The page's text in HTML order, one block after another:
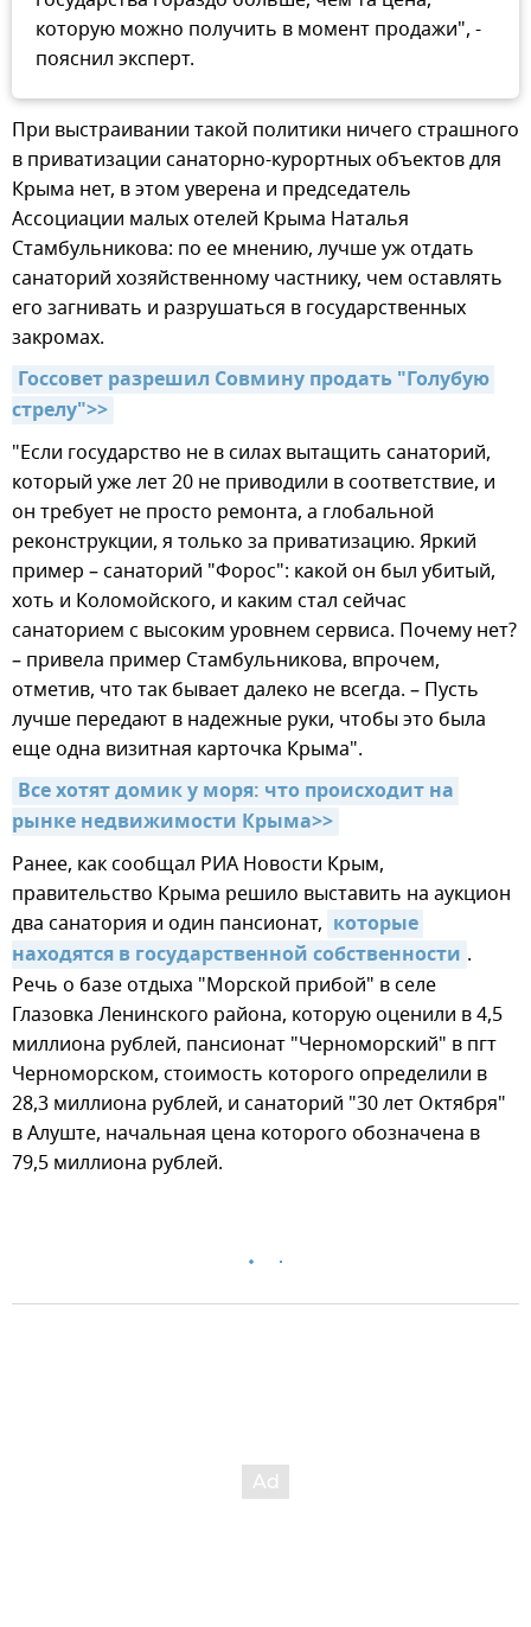
которую можно получить в момент продажи", -
пояснил эксперт.
При выстраивании такой политики ничего страшного
в приватизации санаторно-курортных объектов для
Крыма нет, в этом уверена и председатель
Ассоциации малых отелей Крыма Наталья
Стамбульникова: по ее мнению, лучше уж отдать
санаторий хозяйственному частнику, чем оставлять
его загнивать и разрушаться в государственных
закромах.
Госсовет разрешил Совмину продать "Голубую
стрелу">>
"Если государство не в силах вытащить санаторий,
который уже лет 20 не приводили в соответствие, и
он требует не просто ремонта, а глобальной
реконструкции, я только за приватизацию. Яркий
пример – санаторий "Форос": какой он был убитый,
хоть и Коломойского, и каким стал сейчас
санаторием с высоким уровнем сервиса. Почему нет?
– привела пример Стамбульникова, впрочем,
отметив, что так бывает далеко не всегда. – Пусть
лучше передают в надежные руки, чтобы это была
еще одна визитная карточка Крыма".
Все хотят домик у моря: что происходит на
рынке недвижимости Крыма>>
Ранее, как сообщал РИА Новости Крым,
правительство Крыма решило выставить на аукцион
два санатория и один пансионат, которые
находятся в государственной собственности .
Речь о базе отдыха "Морской прибой" в селе
Глазовка Ленинского района, которую оценили в 4,5
миллиона рублей, пансионат "Черноморский" в пгт
Черноморском, стоимость которого определили в
28,3 миллиона рублей, и санаторий "30 лет Октября"
в Алуште, начальная цена которого обозначена в
79,5 миллиона рублей.